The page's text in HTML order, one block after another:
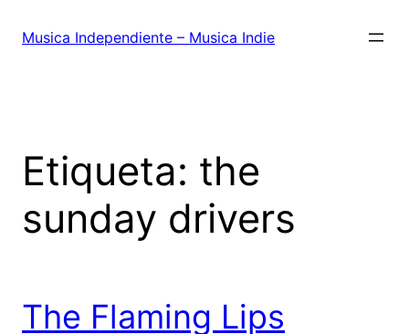
Musica Independiente – Musica Indie
Etiqueta: the
sunday drivers
The Flaming Lips